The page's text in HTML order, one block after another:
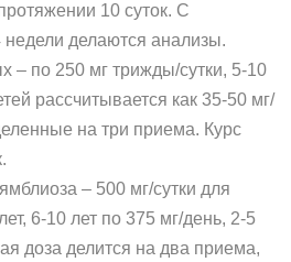
10 суток. С
делаются анализы.
– по 250 мг трижды/сутки, 5-10
рассчитывается как 35-50 мг/
на три приема. Курс
– 500 мг/сутки для
6-10 лет по 375 мг/день, 2-5
доза делится на два приема,